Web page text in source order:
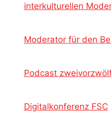
interkulturellen
Moderator für den
Podcast
Digitalkonferenz FSC